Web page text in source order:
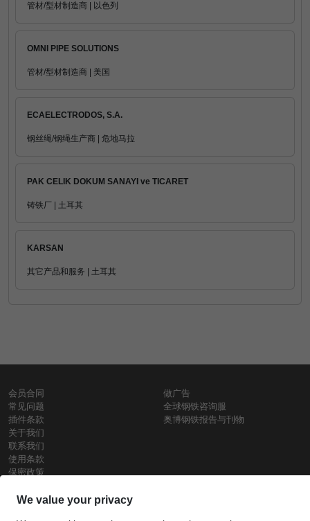
管材/型材制造商 | 以色列
OMNI PIPE SOLUTIONS
管材/型材制造商 | 美国
ECAELECTRODOS, S.A.
钢丝绳/钢绳生产商 | 危地马拉
PAK CELIK DOKUM SANAYI ve TICARET
铸铁厂 | 土耳其
KARSAN
其它产品和服务 | 土耳其
会员合同
常见问题
插件条款
关于我们
联系我们
使用条款
保密政策
做广告
全球钢铁咨询服
奥博钢铁报告与刊物